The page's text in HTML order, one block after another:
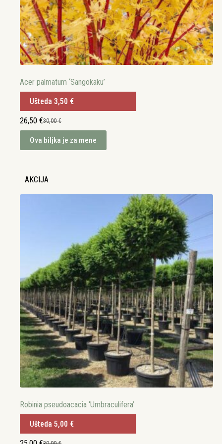
Acer palmatum ‘Sangokaku’
Ušteda 3,50 €
30,00€
Izvorna
bila
je:
26,50 €Trenutna
je:
26,50 €.
Ova biljka je za mene
AKCIJA
Robinia pseudoacacia ‘Umbraculifera’
Ušteda 5,00 €